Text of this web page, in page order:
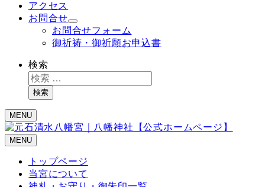
アクセス
お問合せ
お問合せフォーム
御祈祷・御祈願お申込書
検索
検索
MENU
MENU
トップページ
当宮について